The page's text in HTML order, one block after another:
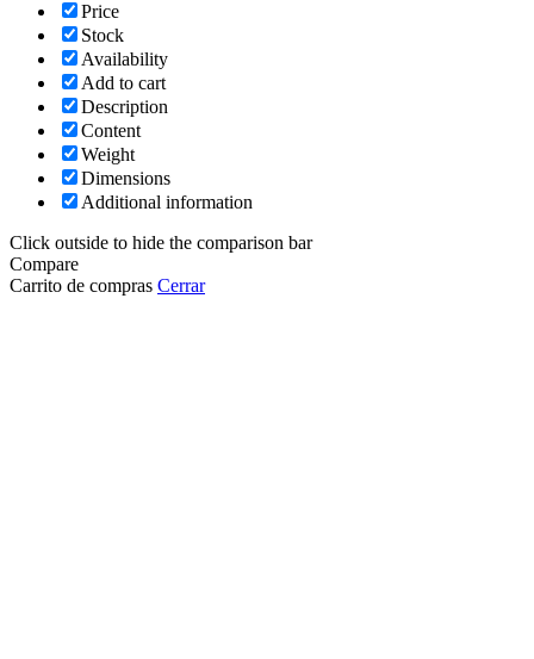
Price
Stock
Availability
Add to cart
Description
Content
Weight
Dimensions
Additional information
Click outside to hide the comparison bar
Compare
Carrito de compras Cerrar